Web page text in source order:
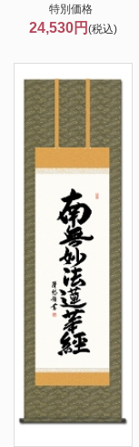
特別価格
24,530円(税込)